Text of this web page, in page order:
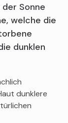
Sonne
welche die
dunklen
dunklere